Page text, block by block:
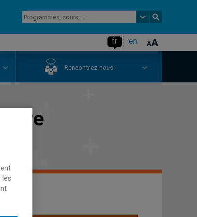
fr en
Rencontrez-nous
les